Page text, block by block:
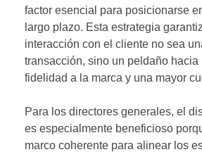
factor esencial para posicionarse
largo plazo. Esta estrategia
interacción con el cliente no sea
transacción, sino un peldaño hacia
fidelidad a la marca y una mayor
Para los directores generales, el
es especialmente beneficioso
marco coherente para alinear los